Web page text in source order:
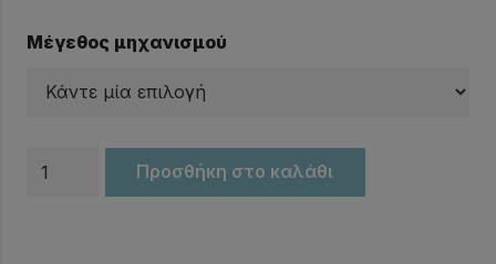
Μέγεθος μηχανισμού
Μηχανισμός Προσθήκη στο καλάθι